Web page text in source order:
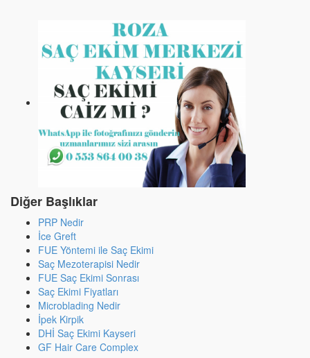
Diğer Başlıklar
PRP Nedir
İce Greft
FUE Yöntemi ile Saç Ekimi
Saç Mezoterapisi Nedir
FUE Saç Ekimi Sonrası
Saç Ekimi Fiyatları
Microblading Nedir
İpek Kirpik
DHİ Saç Ekimi Kayseri
GF Hair Care Complex